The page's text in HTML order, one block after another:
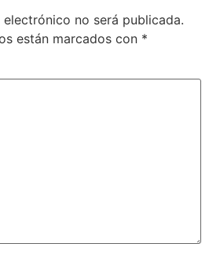
no será publicada.
están marcados con *